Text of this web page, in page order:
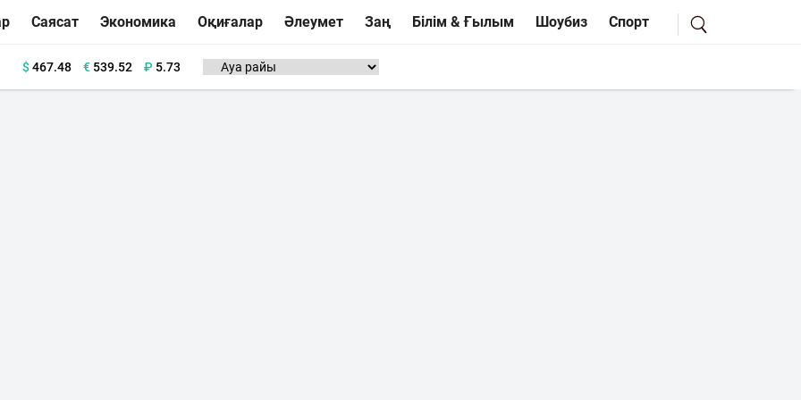
Саясат Экономика Оқиғалар Әлеумет Заң Білім & Ғылым Шоубиз Спорт
$467.48 €539.52 ₽ 5.73